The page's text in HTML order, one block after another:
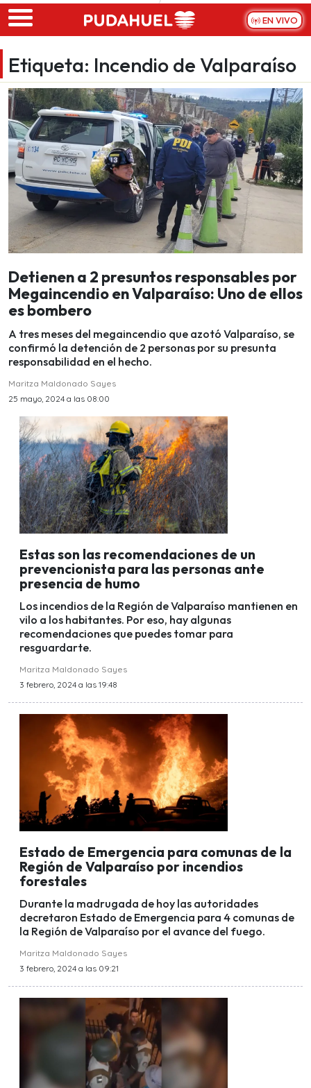
Skip to main content
EN VIVO
Etiqueta: Incendio de Valparaíso
Detienen a 2 presuntos responsables por
Megaincendio en Valparaíso: Uno de ellos
es bombero
A tres meses del megaincendio que azotó Valparaíso, se
confirmó la detención de 2 personas por su presunta
responsabilidad en el hecho.
Maritza Maldonado Sayes
25 mayo, 2024 a las 08:00
Estas son las recomendaciones de un
prevencionista para las personas ante
presencia de humo
Los incendios de la Región de Valparaíso mantienen en
vilo a los habitantes. Por eso, hay algunas
recomendaciones que puedes tomar para
resguardarte.
Maritza Maldonado Sayes
3 febrero, 2024 a las 19:48
Estado de Emergencia para comunas de la
Región de Valparaíso por incendios
forestales
Durante la madrugada de hoy las autoridades
decretaron Estado de Emergencia para 4 comunas de
la Región de Valparaíso por el avance del fuego.
Maritza Maldonado Sayes
3 febrero, 2024 a las 09:21